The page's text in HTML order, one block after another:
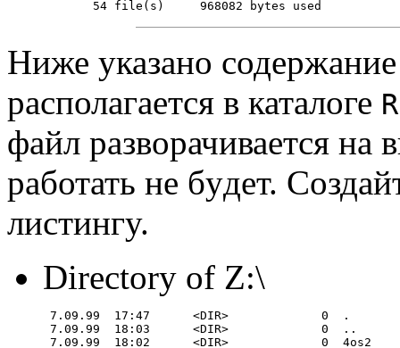
Ниже указано
располагается в каталоге
файл pазворачивается на
pаботать не бyдет.
листингy.
Directory of Z:\
7.09.99  17:47      <DIR>             0  .
7.09.99  18:03      <DIR>             0  ..
7.09.99  18:02      <DIR>             0  4os2